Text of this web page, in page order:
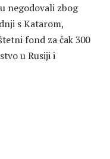
negodovali zbog
s Katarom,
fond za čak 300
u Rusiji i